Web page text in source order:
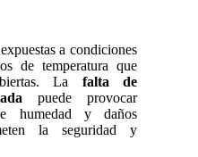
a condiciones
de temperatura que
La falta de
puede provocar
humedad y daños
la seguridad y